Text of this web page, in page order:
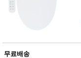
무료배송